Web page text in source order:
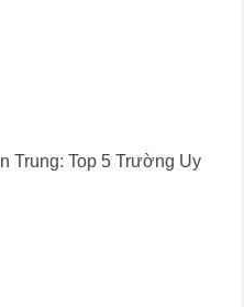
Trung: Top 5 Trường Uy